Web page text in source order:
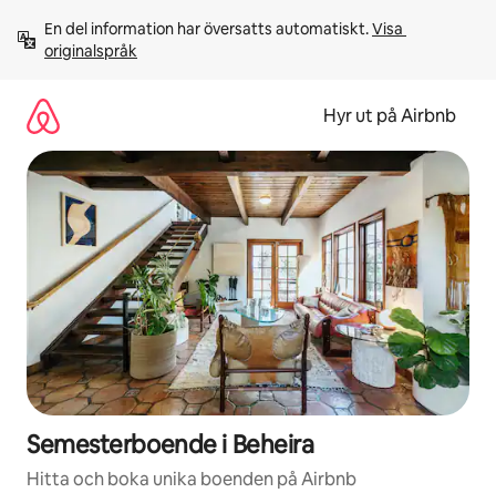
innehåll
En del information har översatts automatiskt. Visa
originalspråk
Hyr ut på Airbnb
Semesterboende i Beheira
Hitta och boka unika boenden på Airbnb